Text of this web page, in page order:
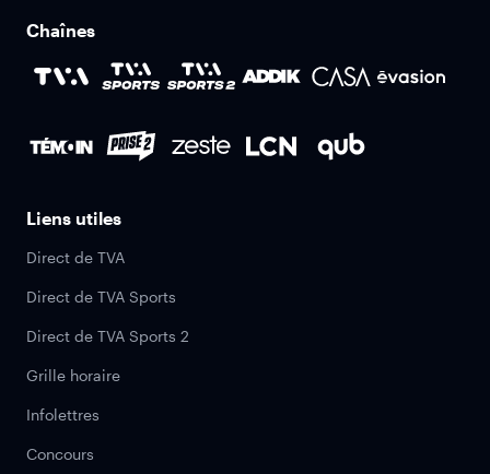
Chaînes
Liens utiles
Direct de TVA
Direct de TVA Sports
Direct de TVA Sports 2
Grille horaire
Infolettres
Concours